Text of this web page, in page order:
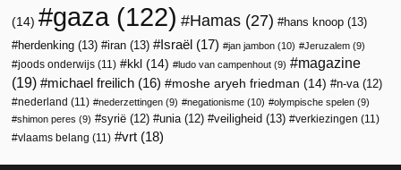
(14) gaza (122) Hamas (27) hans knoop (13)
herdenking (13) iran (13) Israël (17) jan jambon (10) Jeruzalem (9)
joods onderwijs (11) kkl (14) ludo van campenhout (9)
magazine
(19)
michael freilich (16) moshe aryeh friedman (14) n-va (12)
nederland (11) nederzettingen (9) negationisme (10) olympische spelen (9)
shimon peres (9) syrië (12) unia (12) veiligheid (13) verkiezingen (11)
vlaams belang (11) vrt (18)